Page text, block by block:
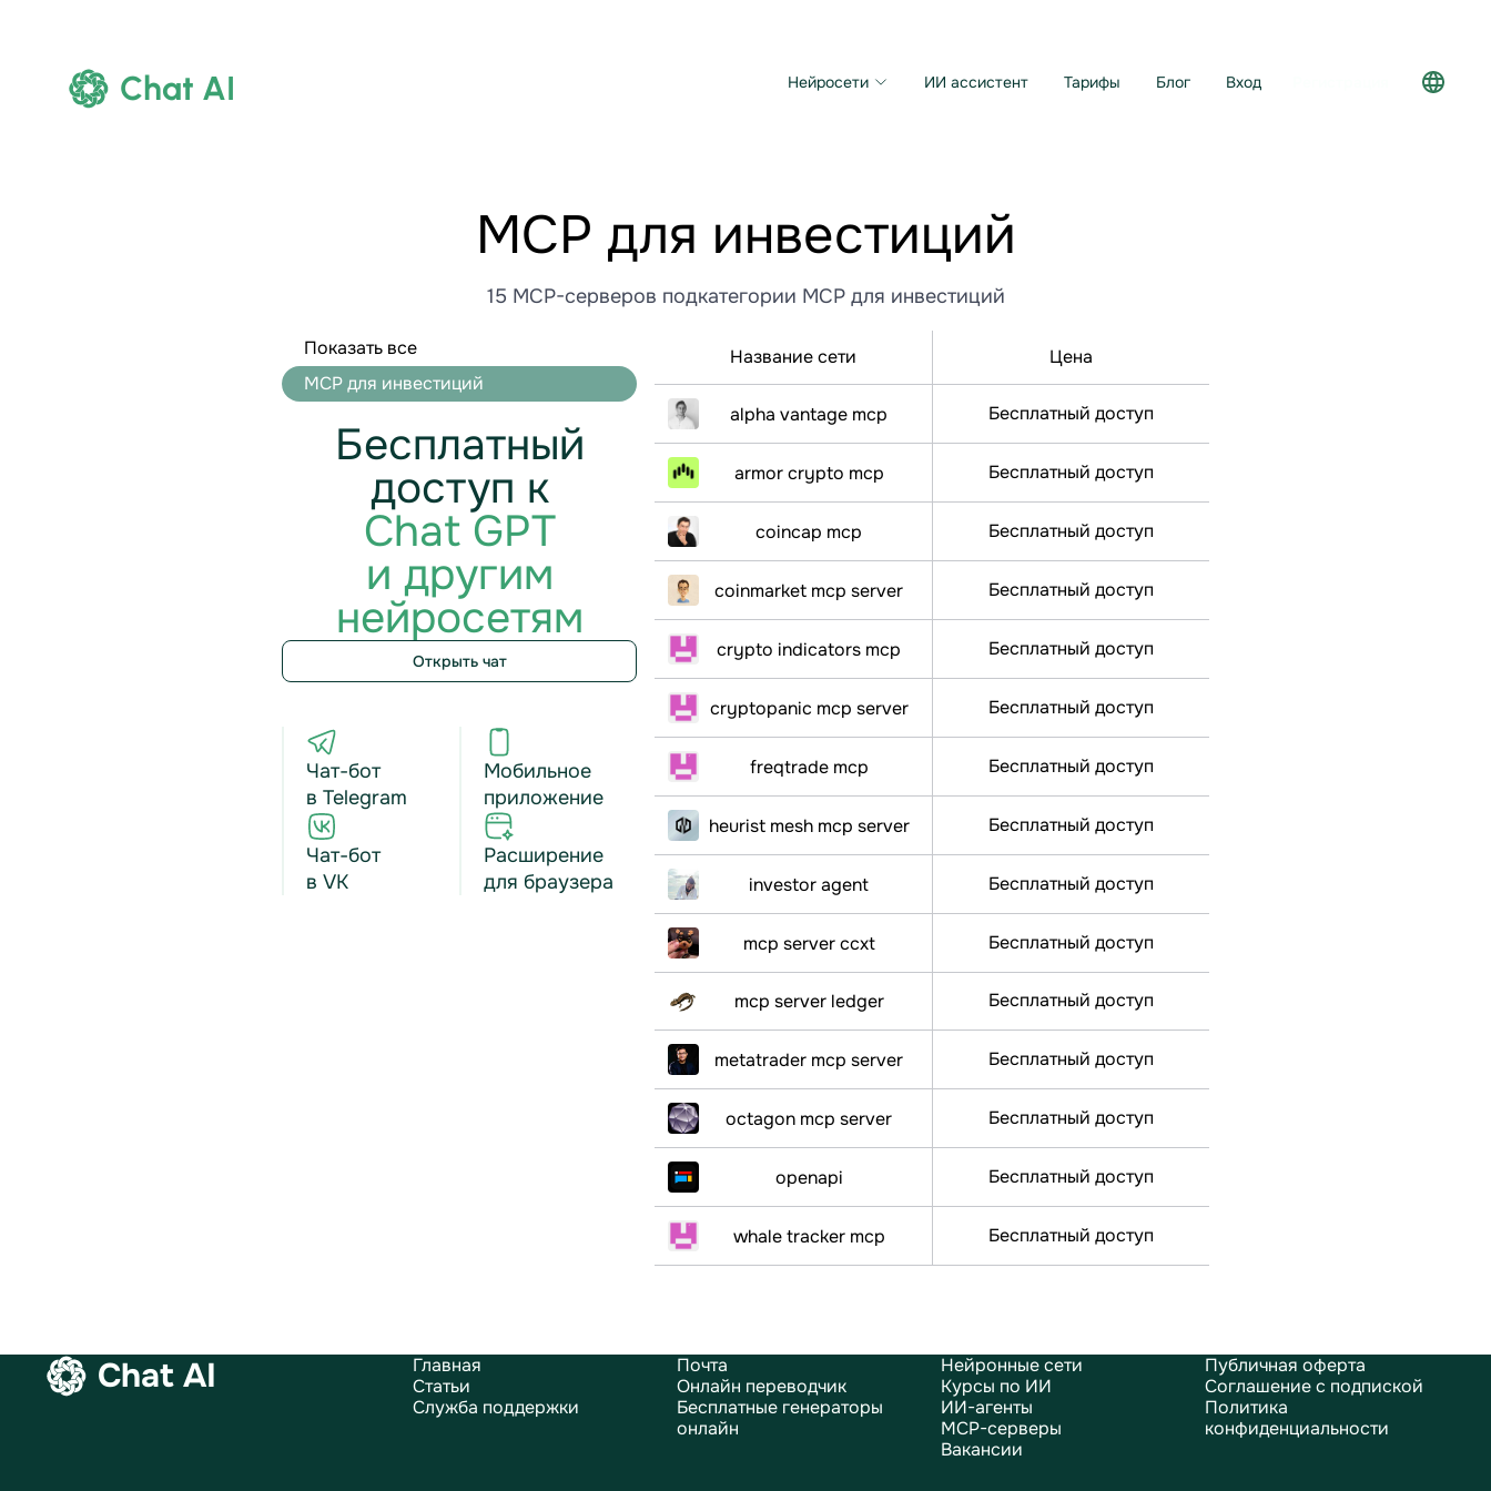
Chat AI Нейросети ИИ ассистент Тарифы Блог Вход
МСР для инвестиций
15 MCP-серверов подкатегории МСР для инвестиций
Показать все
МСР для инвестиций
Бесплатный
доступ к
Chat GPT
и другим
нейросетям
Открыть чат
Чат-бот
в Telegram
Чат-бот
в VK
Мобильное
приложение
Расширение
для браузера
Название сети Цена
alpha vantage mcp Бесплатный доступ
armor crypto mcp Бесплатный доступ
coincap mcp Бесплатный доступ
coinmarket mcp server Бесплатный доступ
crypto indicators mcp Бесплатный доступ
cryptopanic mcp server Бесплатный доступ
freqtrade mcp Бесплатный доступ
heurist mesh mcp server Бесплатный доступ
investor agent Бесплатный доступ
mcp server ccxt Бесплатный доступ
mcp server ledger Бесплатный доступ
metatrader mcp server Бесплатный доступ
octagon mcp server Бесплатный доступ
openapi Бесплатный доступ
whale tracker mcp Бесплатный доступ
Chat AI
Главная
Статьи
Служба поддержки
Почта
Онлайн переводчик
Бесплатные генераторы
онлайн
Нейронные сети
Курсы по ИИ
ИИ-агенты
MCP-серверы
Вакансии
Публичная оферта
Соглашение с подпиской
Политика
конфиденциальности